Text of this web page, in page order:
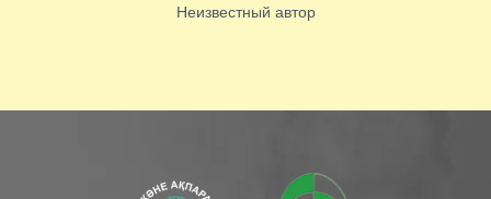
Неизвестный автор